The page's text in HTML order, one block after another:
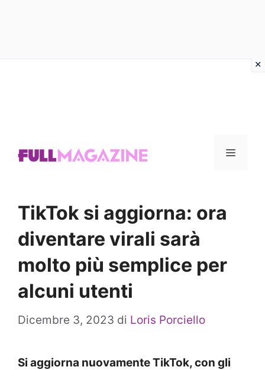
Menu
TikTok si aggiorna: ora
diventare virali sarà
molto più semplice per
alcuni utenti
Dicembre 3, 2023 di Loris Porciello
Si aggiorna nuovamente TikTok, con gli